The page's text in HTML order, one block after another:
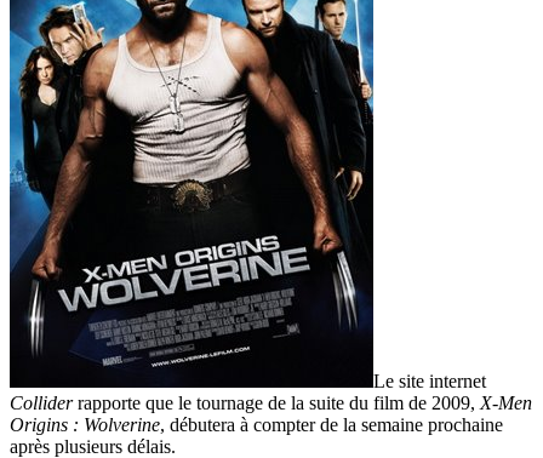
Le site internet
Colliderrapporte que le tournage de la suite du film de 2009, X-Men
Origins : Wolverine, débutera à compter de la semaine prochaine
après plusieurs délais.